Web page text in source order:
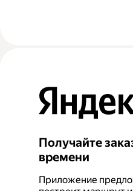
Получайте
времени
Приложение